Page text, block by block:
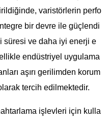
varistörlerin perfo
bir devre ile güçlendi
süresi ve daha iyi enerji e
endüstriyel uygulama
aşırı gerilimden korum
tercih edilmektedir.
işlevleri için kulla